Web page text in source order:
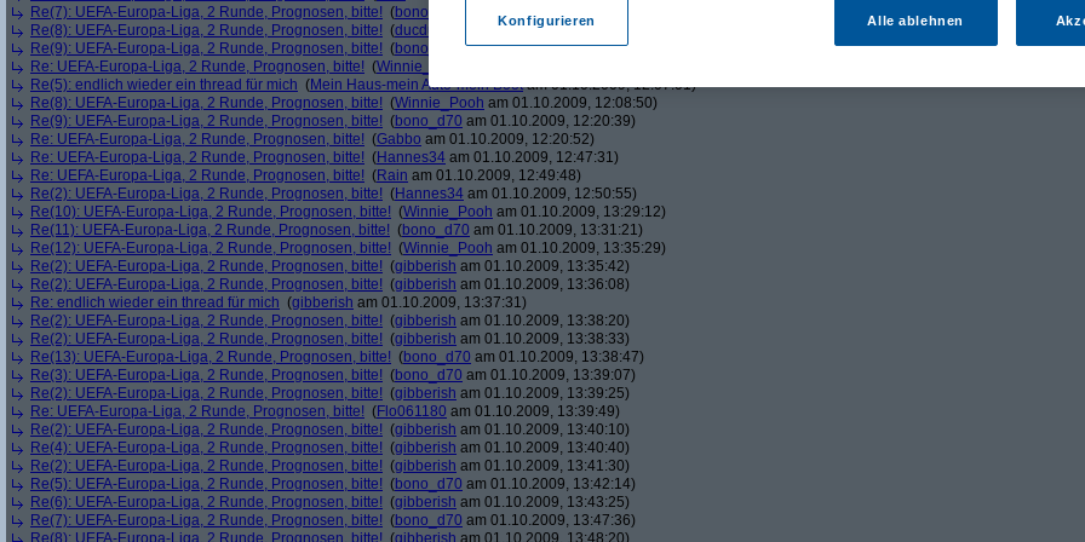
Re(7): UEFA-Europa-Liga, 2 Runde, Prognosen, bitte! (bono_d70
am 01.10.2009, 12:02:51)
Re(8): UEFA-Europa-Liga, 2 Runde, Prognosen, bitte! (ducduc
am 01.10.2009, 12:03:06)
Re(9): UEFA-Europa-Liga, 2 Runde, Prognosen, bitte! (bono_d70
am 01.10.2009, 12:03:37)
Re: UEFA-Europa-Liga, 2 Runde, Prognosen, bitte! (Winnie_Pooh
Re(5): endlich wieder ein thread für mich (Mein Haus-mein Auto-mein Bootam 01.10.2009, 12:07:01)
Re(8): UEFA-Europa-Liga, 2 Runde, Prognosen, bitte! (Winnie_Pooh am 01.10.2009, 12:08:50)
Re(9): UEFA-Europa-Liga, 2 Runde, Prognosen, bitte! (bono_d70 am 01.10.2009, 12:20:39)
Re: UEFA-Europa-Liga, 2 Runde, Prognosen, bitte! (Gabbo am 01.10.2009, 12:20:52)
Re: UEFA-Europa-Liga, 2 Runde, Prognosen, bitte! (Hannes34 am 01.10.2009, 12:47:31)
Re: UEFA-Europa-Liga, 2 Runde, Prognosen, bitte! (Rain am 01.10.2009, 12:49:48)
Re(2): UEFA-Europa-Liga, 2 Runde, Prognosen, bitte! (Hannes34 am 01.10.2009, 12:50:55)
Re(10): UEFA-Europa-Liga, 2 Runde, Prognosen, bitte! (Winnie_Pooh am 01.10.2009, 13:29:12)
Re(11): UEFA-Europa-Liga, 2 Runde, Prognosen, bitte! (bono_d70 am 01.10.2009, 13:31:21)
Re(12): UEFA-Europa-Liga, 2 Runde, Prognosen, bitte! (Winnie_Pooh am 01.10.2009, 13:35:29)
Re(2): UEFA-Europa-Liga, 2 Runde, Prognosen, bitte! (gibberish am 01.10.2009, 13:35:42)
Re(2): UEFA-Europa-Liga, 2 Runde, Prognosen, bitte! (gibberish am 01.10.2009, 13:36:08)
Re: endlich wieder ein thread für mich (gibberish am 01.10.2009, 13:37:31)
Re(2): UEFA-Europa-Liga, 2 Runde, Prognosen, bitte! (gibberish am 01.10.2009, 13:38:20)
Re(2): UEFA-Europa-Liga, 2 Runde, Prognosen, bitte! (gibberish am 01.10.2009, 13:38:33)
Re(13): UEFA-Europa-Liga, 2 Runde, Prognosen, bitte! (bono_d70 am 01.10.2009, 13:38:47)
Re(3): UEFA-Europa-Liga, 2 Runde, Prognosen, bitte! (bono_d70 am 01.10.2009, 13:39:07)
Re(2): UEFA-Europa-Liga, 2 Runde, Prognosen, bitte! (gibberish am 01.10.2009, 13:39:25)
Re: UEFA-Europa-Liga, 2 Runde, Prognosen, bitte! (Flo061180 am 01.10.2009, 13:39:49)
Re(2): UEFA-Europa-Liga, 2 Runde, Prognosen, bitte! (gibberish am 01.10.2009, 13:40:10)
Re(4): UEFA-Europa-Liga, 2 Runde, Prognosen, bitte! (gibberish am 01.10.2009, 13:40:40)
Re(2): UEFA-Europa-Liga, 2 Runde, Prognosen, bitte! (gibberish am 01.10.2009, 13:41:30)
Re(5): UEFA-Europa-Liga, 2 Runde, Prognosen, bitte! (bono_d70 am 01.10.2009, 13:42:14)
Re(6): UEFA-Europa-Liga, 2 Runde, Prognosen, bitte! (gibberish am 01.10.2009, 13:43:25)
Re(7): UEFA-Europa-Liga, 2 Runde, Prognosen, bitte! (bono_d70 am 01.10.2009, 13:47:36)
Re(8): UEFA-Europa-Liga, 2 Runde, Prognosen, bitte! (gibberish am 01.10.2009, 13:48:20)
Konfigurieren Alle ablehnen